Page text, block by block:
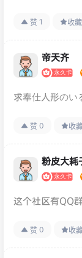
赞 1 收藏
帝天齐
求奉仕人形のい
赞 0 收
粉皮大耗
这个社区有QQ
赞 0 收